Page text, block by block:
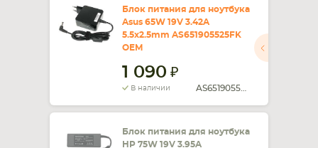
Блок питания для ноутбука
Asus 65W 19V 3.42A
5.5x2.5mm AS651905525FK
OEM
1 090
В наличии
Блок питания для ноутбука
HP 75W 19V 3.95A